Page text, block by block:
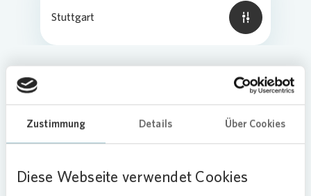
Zustimmung Details Über Cookies
Diese Webseite verwendet Cookies
Weitere Angebote
Stuttgart
Sicherheitshinweis: Vonoviawird
vor Abschluss eines Mietvertrages
niemals Kautions- oder
Wir verlangen auchkeine